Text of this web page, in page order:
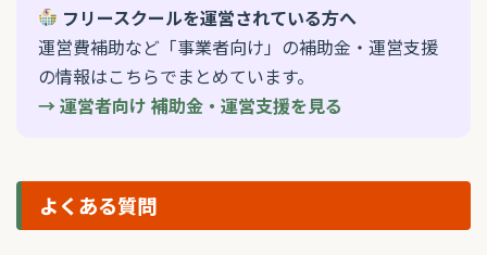
フリースクールを運営されている方へ
運営費補助など「事業者向け」の補助金・運営支援
の情報はこちらでまとめています。
→ 運営者向け 補助金・運営支援を見る
よくある質問